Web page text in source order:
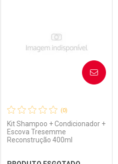
Ver Desconto Convênio
(0)
Kit Shampoo + Condicionador +
Escova Tresemme
Reconstrução 400ml
AVISE-ME